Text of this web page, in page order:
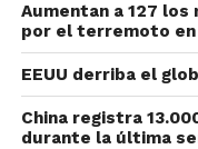
Aumentan a 127
por el terremoto en
EEUU derriba el
China registra
durante la última